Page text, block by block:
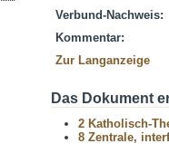
Verbund-Nachweis:
Kommentar:
Zur Langanzeige
Das Dokument
2 Katholisch-
8 Zentrale,